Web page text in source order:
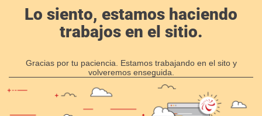
Lo siento, estamos haciendo
trabajos en el sitio.
Gracias por tu paciencia. Estamos trabajando en el sito y
volveremos enseguida.